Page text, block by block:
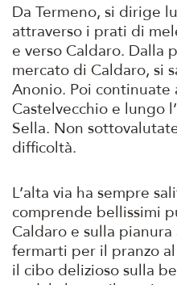
Da Termeno, si dirige
attraverso i prati di
e verso Caldaro. Dalla
mercato di Caldaro, si
Anonio. Poi continuate
Castelvecchio e lungo
Sella. Non
difficoltà.
L’alta via ha sempre
comprende bellissimi
Caldaro e sulla
fermarti per il pranzo
il cibo delizioso sulla